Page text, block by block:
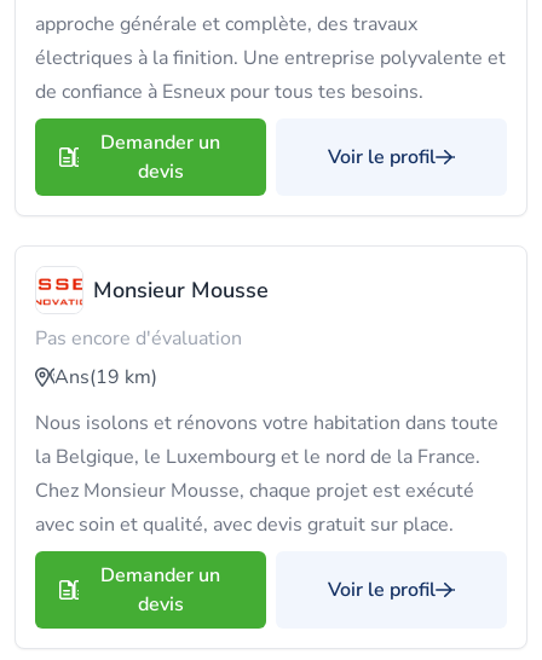
approche générale et complète, des travaux
électriques à la finition. Une entreprise polyvalente et
de confiance à Esneux pour tous tes besoins.
Demander un
devis
Voir le profil
Monsieur Mousse
Pas encore d'évaluation
Ans(19 km)
Nous isolons et rénovons votre habitation dans toute
la Belgique, le Luxembourg et le nord de la France.
Chez Monsieur Mousse, chaque projet est exécuté
avec soin et qualité, avec devis gratuit sur place.
Demander un
devis
Voir le profil